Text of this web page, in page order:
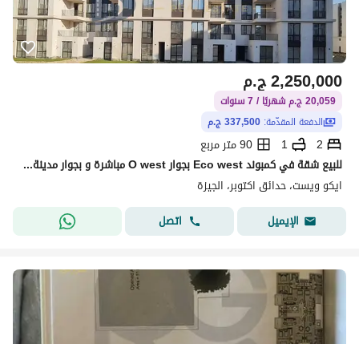
ج.م2,250,000
20,059 ج.م شهريًا / 7 سنوات
الدفعة المقدّمة: 337,500 ج.م
2
1
90 متر مربع
للبيع شقة في كمبوند Eco west بجوار O west مباشرة و بجوار مدينة الإنتاج الاعلامي حدائق اكتوبر
ايكو ويست، حدائق اكتوبر، الجيزة
الإيميل
اتصل